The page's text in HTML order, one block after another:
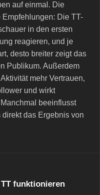
auf einmal. Die
Die TT-
in den ersten
reagieren, und je
desto breiter zeigt das
Publikum. Außerdem
mehr Vertrauen,
und wirkt
beeinflusst
das Ergebnis von
funktionieren